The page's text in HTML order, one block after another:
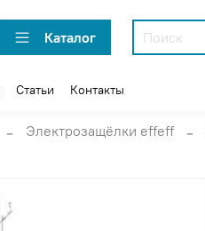
Каталог
Статьи Контакты
Электрозащёлки effeff